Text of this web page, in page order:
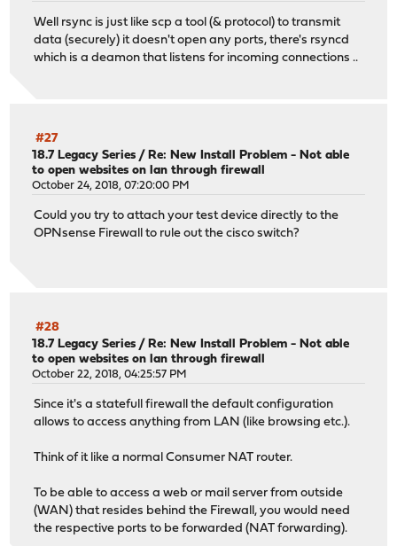
Well rsync is just like scp a tool (& protocol) to transmit
data (securely) it doesn't open any ports, there's rsyncd
which is a deamon that listens for incoming connections ..
#27
18.7 Legacy Series / Re: New Install Problem - Not able
to open websites on lan through firewall
October 24, 2018, 07:20:00 PM
Could you try to attach your test device directly to the
OPNsense Firewall to rule out the cisco switch?
#28
18.7 Legacy Series / Re: New Install Problem - Not able
to open websites on lan through firewall
October 22, 2018, 04:25:57 PM
Since it's a statefull firewall the default configuration
allows to access anything from LAN (like browsing etc.).
Think of it like a normal Consumer NAT router.
To be able to access a web or mail server from outside
(WAN) that resides behind the Firewall, you would need
the respective ports to be forwarded (NAT forwarding).